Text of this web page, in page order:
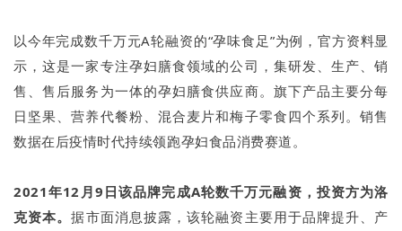
以今年完成数千万元A轮融资的“孕味食足”为例，官方资料显
示，这是一家专注孕妇膳食领域的公司，集研发、生产、销
售、售后服务为一体的孕妇膳食供应商。旗下产品主要分每
日坚果、营养代餐粉、混合麦片和梅子零食四个系列。销售
数据在后疫情时代持续领跑孕妇食品消费赛道。
2021年12月9日该品牌完成A轮数千万元融资，投资方为洛
克资本。据市面消息披露，该轮融资主要用于品牌提升、产